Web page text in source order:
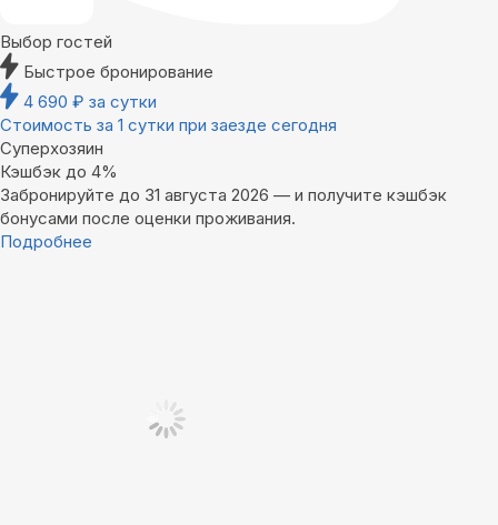
Выбор гостей
Быстрое бронирование
4 690 ₽ за сутки
Стоимость за 1 сутки при заезде сегодня
Суперхозяин
Кэшбэк до 4%
Забронируйте до 31 августа 2026 — и получите кэшбэк
бонусами после оценки проживания.
Подробнее